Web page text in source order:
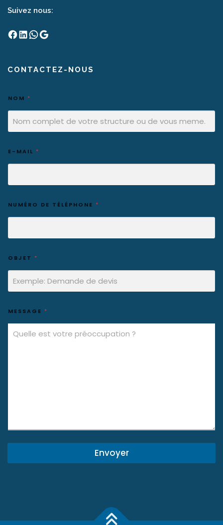
Suivez nous:
Facebook LinkedIn WhatsApp Google
CONTACTEZ-NOUS
NOM *
E-MAIL *
NUMÉRO DE TÉLÉPHONE *
OBJET *
MESSAGE *
Envoyer